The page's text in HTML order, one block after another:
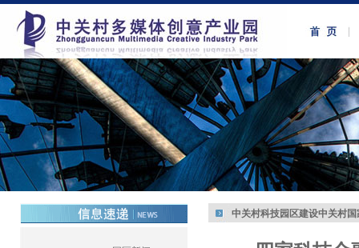
中关村科技园区建设中关村